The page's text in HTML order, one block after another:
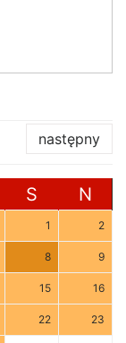
następny
S N
1 2
8 9
15 16
22 23